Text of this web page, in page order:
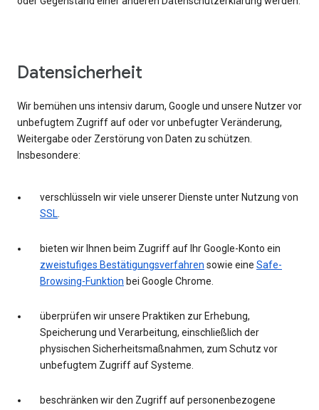
Datensicherheit
Wir bemühen uns intensiv darum, Google und unsere Nutzer vor
unbefugtem Zugriff auf oder vor unbefugter Veränderung,
Weitergabe oder Zerstörung von Daten zu schützen.
Insbesondere:
verschlüsseln wir viele unserer Dienste unter Nutzung von
SSL.
bieten wir Ihnen beim Zugriff auf Ihr Google-Konto ein
zweistufiges Bestätigungsverfahren sowie eine Safe-
Browsing-Funktion bei Google Chrome.
überprüfen wir unsere Praktiken zur Erhebung,
Speicherung und Verarbeitung, einschließlich der
physischen Sicherheitsmaßnahmen, zum Schutz vor
unbefugtem Zugriff auf Systeme.
beschränken wir den Zugriff auf personenbezogene